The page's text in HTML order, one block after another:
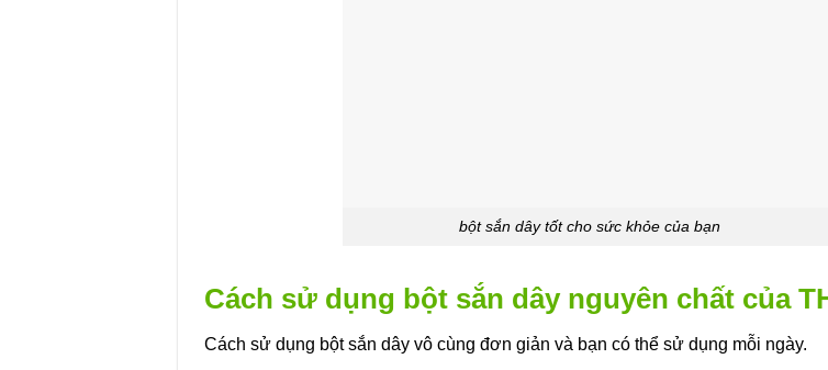
bột sắn dây tốt cho sức khỏe của bạn
Cách sử dụng bột sắn dây nguyên chất của
Cách sử dụng bột sắn dây vô cùng đơn giản và bạn có thể sử dụng mỗi ngày.